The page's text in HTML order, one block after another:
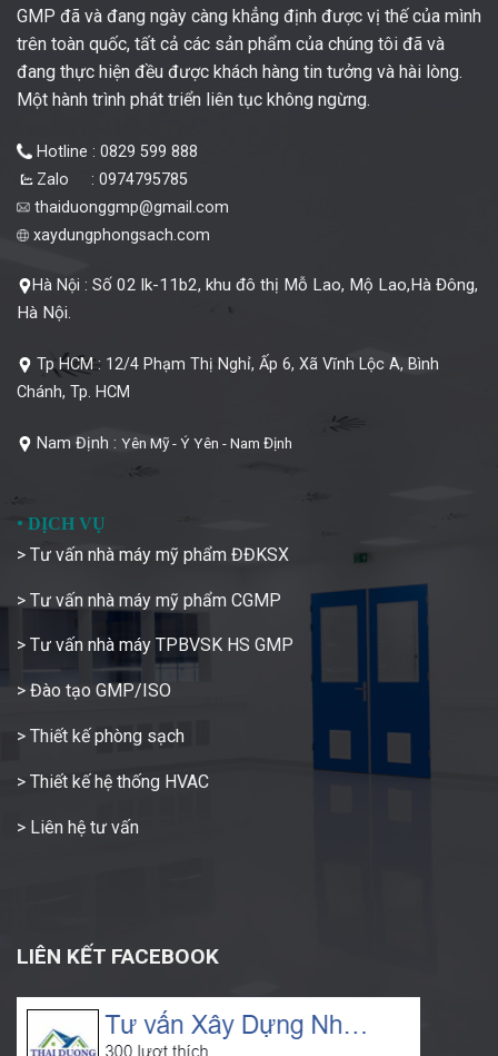
GMP đã và đang ngày càng khẳng định được vị thế của mình
trên toàn quốc, tất cả các sản phẩm của chúng tôi đã và
đang thực hiện đều được khách hàng tin tưởng và hài lòng.
Một hành trình phát triển liên tục không ngừng.
Hotline : 0829 599 888
Zalo : 0974795785
thaiduonggmp@gmail.com
xaydungphongsach.com
Hà Nội : Số 02 lk-11b2, khu đô thị Mỗ Lao, Mộ Lao,Hà Đông,
Hà Nội.
Tp HCM : 12/4 Phạm Thị Nghỉ, Ấp 6, Xã Vĩnh Lộc A, Bình
Chánh, Tp. HCM
Nam Định : Yên Mỹ - Ý Yên - Nam Định
• DỊCH VỤ
> Tư vấn nhà máy mỹ phẩm ĐĐKSX
> Tư vấn nhà máy mỹ phẩm CGMP
> Tư vấn nhà máy TPBVSK HS GMP
> Đào tạo GMP/ISO
> Thiết kế phòng sạch
> Thiết kế hệ thống HVAC
> Liên hệ tư vấn
LIÊN KẾT FACEBOOK